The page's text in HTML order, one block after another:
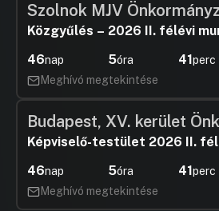
Szolnok MJV
Közgyűlés – 2026 II. félévi
46nap 5óra 41perc
Meghívó megtekintése
Budapest, XV. kerület
Képviselő-testület 2026 II.
46nap 5óra 41perc
Meghívó megtekintése